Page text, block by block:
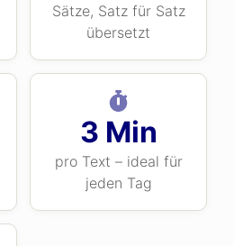
Sätze, Satz für Satz
übersetzt
3 Min
pro Text – ideal für
jeden Tag